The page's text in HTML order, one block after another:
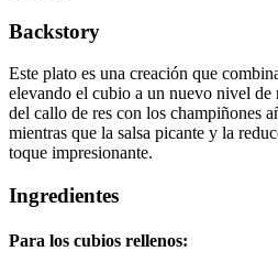
Backstory
Este plato es una creación que
elevando el cubio a un nuevo nivel
del callo de res con los champiñones
mientras que la salsa picante y la
toque impresionante.
Ingredientes
Para los cubios rellenos: